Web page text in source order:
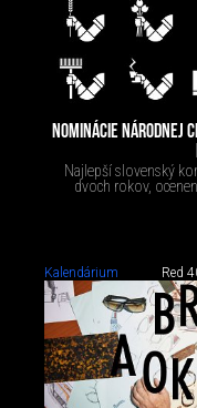
NOMINÁCIE NÁRODNEJ
Najlepší slovenský
dvoch rokov,
Kalendárium Red 4